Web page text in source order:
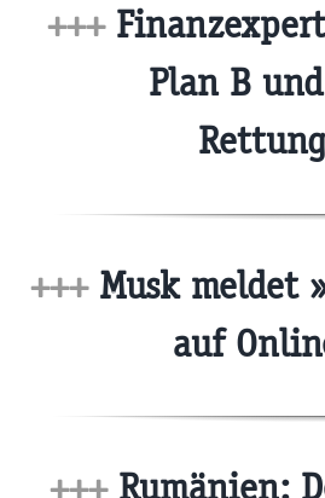
+++
Plan B
+++Musk meldet
auf
+++Rumänien: